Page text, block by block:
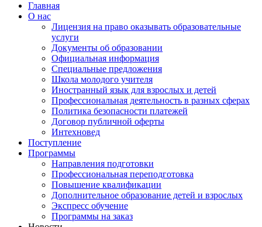
Главная
О нас
Лицензия на право оказывать образовательные
услуги
Документы об образовании
Официальная информация
Специальные предложения
Школа молодого учителя
Иностранный язык для взрослых и детей
Профессиональная деятельность в разных сферах
Политика безопасности платежей
Договор публичной оферты
Интехновед
Поступление
Программы
Направления подготовки
Профессиональная переподготовка
Повышение квалификации
Дополнительное образование детей и взрослых
Экспресс обучение
Программы на заказ